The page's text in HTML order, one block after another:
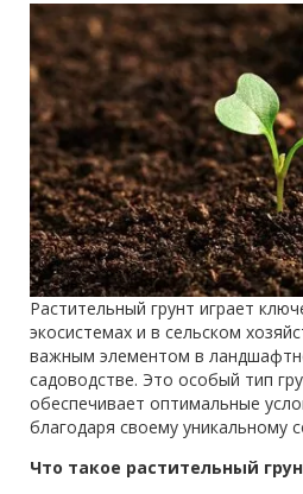
Растительный грунт играет
экосистемах и в сельском
важным элементом в
садоводстве. Это особый тип
обеспечивает оптимальные
благодаря своему уникальному
Что такое растительный